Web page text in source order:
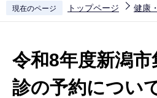
現在のページ トップページ 健康
令和8年度新潟
診の予約につい